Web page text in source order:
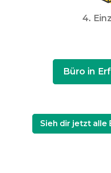
4.
Büro in
Sieh dir jetzt alle